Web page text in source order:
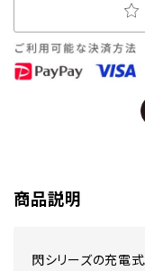
商品説明
閃シリーズの充電式